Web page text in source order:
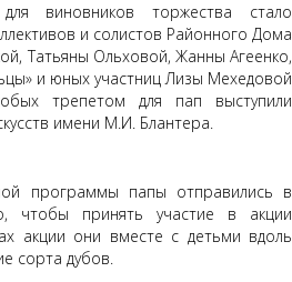
виновников торжества стало
и солистов Районного Дома
Татьяны Ольховой, Жанны Агеенко,
и юных участниц Лизы Мехедовой
трепетом для пап выступили
имени М.И. Блантера.
программы папы отправились в
чтобы принять участие в акции
акции они вместе с детьми вдоль
сорта дубов.